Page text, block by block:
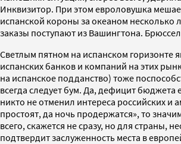
Инквизитор. При этом евроловушка
испанской короны за океаном
заказы поступают из Вашингтона.
Светлым пятном на испанском горизонте
испанских банков и компаний на этих
на испанское подданство) тоже
всегда следует бум. Да, дефицит бюджета
никто не отменил интереса российских
простоят, да ночь продержатся», то
всего, скажется не сразу, но для страны,
подтвердит заслуженность места в